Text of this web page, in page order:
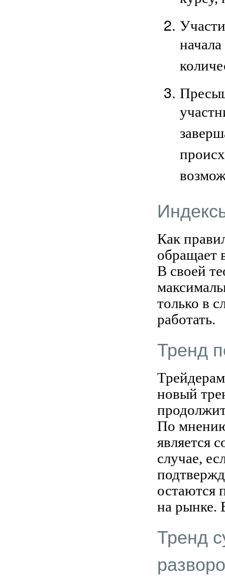
Как
обращает
В своей
только в
работать.
Тренд
новый
По
является
случае,
остаются
на рынке.
Тренд